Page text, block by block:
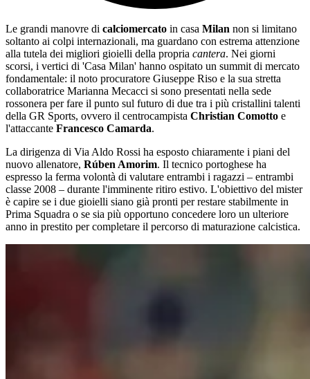
Le grandi manovre di calciomercato in casa Milan non si limitano
soltanto ai colpi internazionali, ma guardano con estrema attenzione
alla tutela dei migliori gioielli della propria cantera. Nei giorni
scorsi, i vertici di 'Casa Milan' hanno ospitato un summit di mercato
fondamentale: il noto procuratore Giuseppe Riso e la sua stretta
collaboratrice Marianna Mecacci si sono presentati nella sede
rossonera per fare il punto sul futuro di due tra i più cristallini talenti
della GR Sports, ovvero il centrocampista Christian Comotto e
l'attaccante Francesco Camarda.
La dirigenza di Via Aldo Rossi ha esposto chiaramente i piani del
nuovo allenatore, Rúben Amorim. Il tecnico portoghese ha
espresso la ferma volontà di valutare entrambi i ragazzi – entrambi
classe 2008 – durante l'imminente ritiro estivo. L'obiettivo del mister
è capire se i due gioielli siano già pronti per restare stabilmente in
Prima Squadra o se sia più opportuno concedere loro un ulteriore
anno in prestito per completare il percorso di maturazione calcistica.